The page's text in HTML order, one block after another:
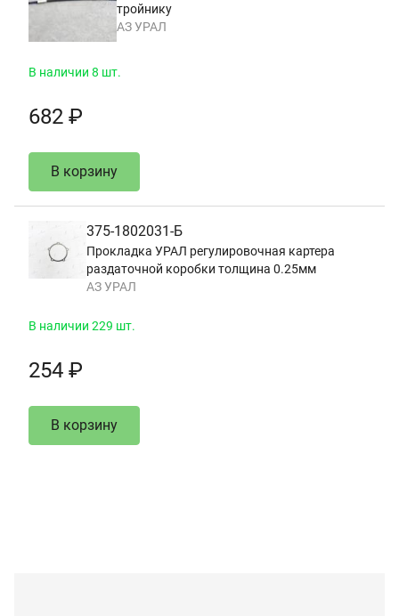
тройнику
АЗ УРАЛ
В наличии 8 шт.
682 ₽
В корзину
375-1802031-Б
Прокладка УРАЛ регулировочная картера
раздаточной коробки толщина 0.25мм
АЗ УРАЛ
В наличии 229 шт.
254 ₽
В корзину